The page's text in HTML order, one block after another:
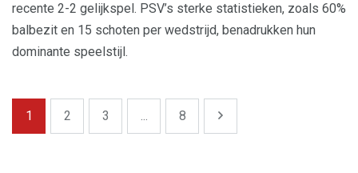
recente 2-2 gelijkspel. PSV’s sterke statistieken, zoals 60%
balbezit en 15 schoten per wedstrijd, benadrukken hun
dominante speelstijl.
1 2 3 ... 8